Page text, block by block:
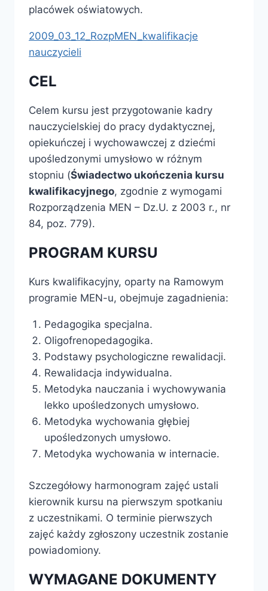
placówek oświatowych.
2009_03_12_RozpMEN_kwalifikacje
nauczycieli
CEL
Celem kursu jest przygotowanie kadry
nauczycielskiej do pracy dydaktycznej,
opiekuńczej i wychowawczej z dziećmi
upośledzonymi umysłowo w różnym
stopniu (Świadectwo ukończenia kursu
kwalifikacyjnego, zgodnie z wymogami
Rozporządzenia MEN – Dz.U. z 2003 r., nr
84, poz. 779).
PROGRAM KURSU
Kurs kwalifikacyjny, oparty na Ramowym
programie MEN-u, obejmuje zagadnienia:
Pedagogika specjalna.
Oligofrenopedagogika.
Podstawy psychologiczne rewalidacji.
Rewalidacja indywidualna.
Metodyka nauczania i wychowywania
lekko upośledzonych umysłowo.
Metodyka wychowania głębiej
upośledzonych umysłowo.
Metodyka wychowania w internacie.
Szczegółowy harmonogram zajęć ustali
kierownik kursu na pierwszym spotkaniu
z uczestnikami. O terminie pierwszych
zajęć każdy zgłoszony uczestnik zostanie
powiadomiony.
WYMAGANE DOKUMENTY